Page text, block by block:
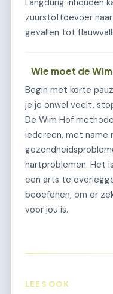
Langdurig inhouden
zuurstoftoevoer
gevallen tot
Wie moet de
Begin met korte
je je onwel voelt,
De Wim Hof
iedereen, met name
hartproblemen. Het
een arts te
beoefenen, om er
voor jou is.
LEES OOK